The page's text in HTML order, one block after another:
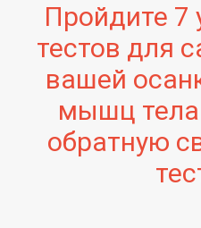
Пройдите 7
тестов для
вашей
мышц тела
обратную